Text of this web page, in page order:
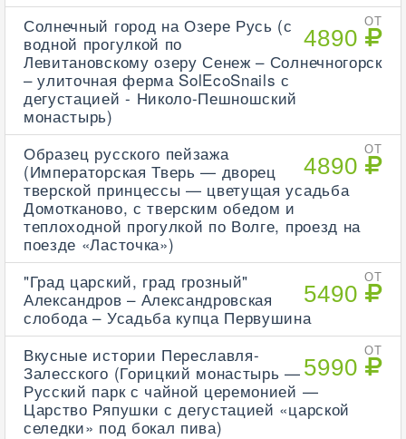
ОТ
4890
Солнечный город на Озере Русь (с
водной прогулкой по
Левитановскому озеру Сенеж – Солнечногорск
– улиточная ферма SolEcoSnails с
дегустацией - Николо-Пешношский
монастырь)
ОТ
4890
Образец русского пейзажа
(Императорская Тверь — дворец
тверской принцессы — цветущая усадьба
Домотканово, с тверским обедом и
теплоходной прогулкой по Волге, проезд на
поезде «Ласточка»)
ОТ
5490
"Град царский, град грозный"
Александров – Александровская
слобода – Усадьба купца Первушина
ОТ
5990
Вкусные истории Переславля-
Залесского (Горицкий монастырь —
Русский парк с чайной церемонией —
Царство Ряпушки с дегустацией «царской
селедки» под бокал пива)